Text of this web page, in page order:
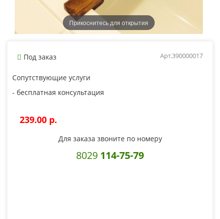
Прикоснитесь для открытия
Под заказ Арт.390000017
Сопутствующие услуги
- бесплатная консультация
239.00 p.
Для заказа звоните по номеру
8029 114-75-79